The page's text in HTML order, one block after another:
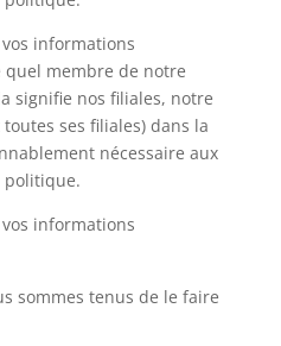
informations
quel membre de notre
signifie nos filiales, notre
ses filiales) dans la
nécessaire aux
politique.
informations
sommes tenus de le faire